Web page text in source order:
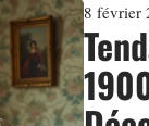
8 février